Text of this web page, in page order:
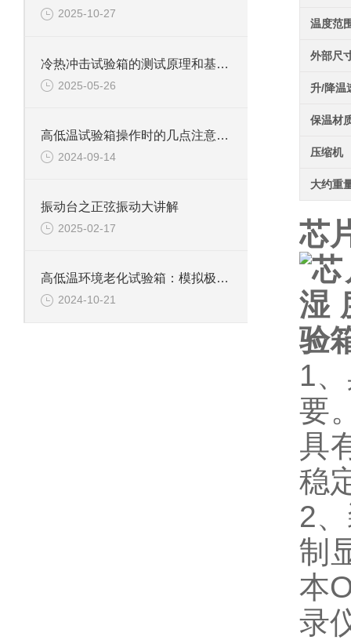
2025-10-27
冷热冲击试验箱的测试原理和基本概念
2025-05-26
高低温试验箱操作时的几点注意事项
2024-09-14
振动台之正弦振动大讲解
2025-02-17
高低温环境老化试验箱：模拟极限环境的测试利器
2024-10-21
温度范
外部尺
升/降温
保温材
压缩机
大约重
芯
1
要
具
稳
2
制
本
录